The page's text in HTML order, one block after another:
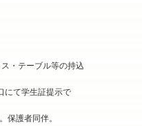
・テーブル等の持込
にて学生証提示で
保護者同伴。